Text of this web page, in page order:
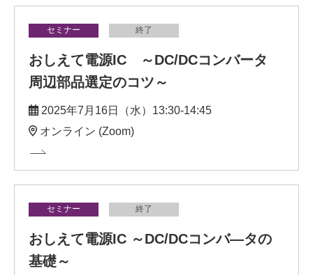
セミナー 終了
おしえて電源IC ～DC/DCコンバータ
周辺部品選定のコツ～
2025年7月16日（水）13:30-14:45
オンライン (Zoom)
セミナー 終了
おしえて電源IC ～DC/DCコンバ―タの
基礎～